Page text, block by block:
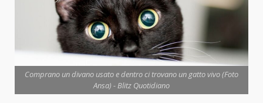
Comprano un divano usato e dentro ci trovano un gatto vivo (Foto
Ansa) - Blitz Quotidiano